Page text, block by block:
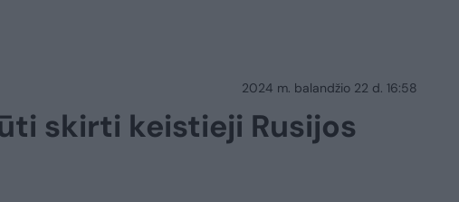
2024 m. balandžio 22 d. 16:58
skirti keistieji Rusijos